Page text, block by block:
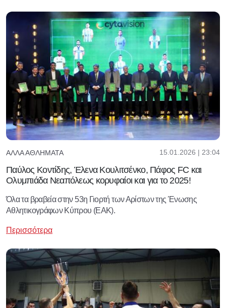
ΆΛΛΑ ΑΘΛΉΜΑΤΑ 15.01.2026 | 23:04
Παύλος Κοντίδης, Έλενα Κουλιτσένκο, Πάφος FC και
Ολυμπιάδα Νεαπόλεως κορυφαίοι και για το 2025!
Όλα τα βραβεία στην 53η Γιορτή των Αρίστων της Ένωσης
Αθλητικογράφων Κύπρου (ΕΑΚ).
Περισσότερα